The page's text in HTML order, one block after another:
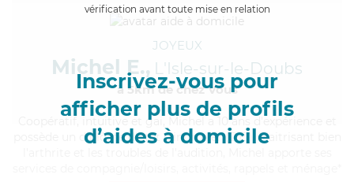
vérification avant toute mise en relation
Inscrivez-vous pour
afficher plus de profils
d’aides à domicile
JOYEUX
Michel E., L'Isle-sur-le-Doubs
à 5km de chez Vous
, intuitive et gai, Michel a 10 ans d'expérience et
possède un diplôme d'Etat d'infirmier (DEI). Maitrisant bien